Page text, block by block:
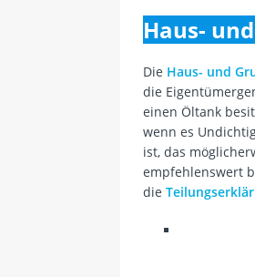
Haus-
Die Haus- und
die
einen Öltank
wenn es
ist, das
empfehlenswert
die